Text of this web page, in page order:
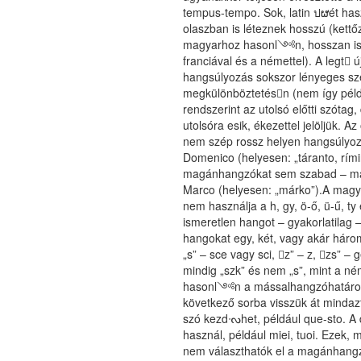
tempus-tempo. Sok, latin ปຜét
olaszban is léteznek hosszú
magyarhoz hasonl༺n, hosszan
franciával és a némettel). A
hangsúlyozás sokszor lényeges
megkülönböztetésn (nem így
rendszerint az utolsó előtti
utolsóra esik, ékezettel jelöljük.
nem szép rossz helyen
Domenico (helyesen: „táranto,
magánhangzókat sem szabad –
Marco (helyesen: „márko”).A
nem használja a h, gy, ö-ő, ü-ű,
ismeretlen hangot – gyakorlatilag
hangokat egy, két, vagy akár
„s” – sce vagy sci, 𠇭z” – z, 𠇭zs”
mindig „szk” és nem „s”, mint a
hasonl༺n a
következő sorba visszük át
szó kezdᔝhet, például que-sto. A
használ, például miei, tuoi. Ezek,
nem választhatók el a